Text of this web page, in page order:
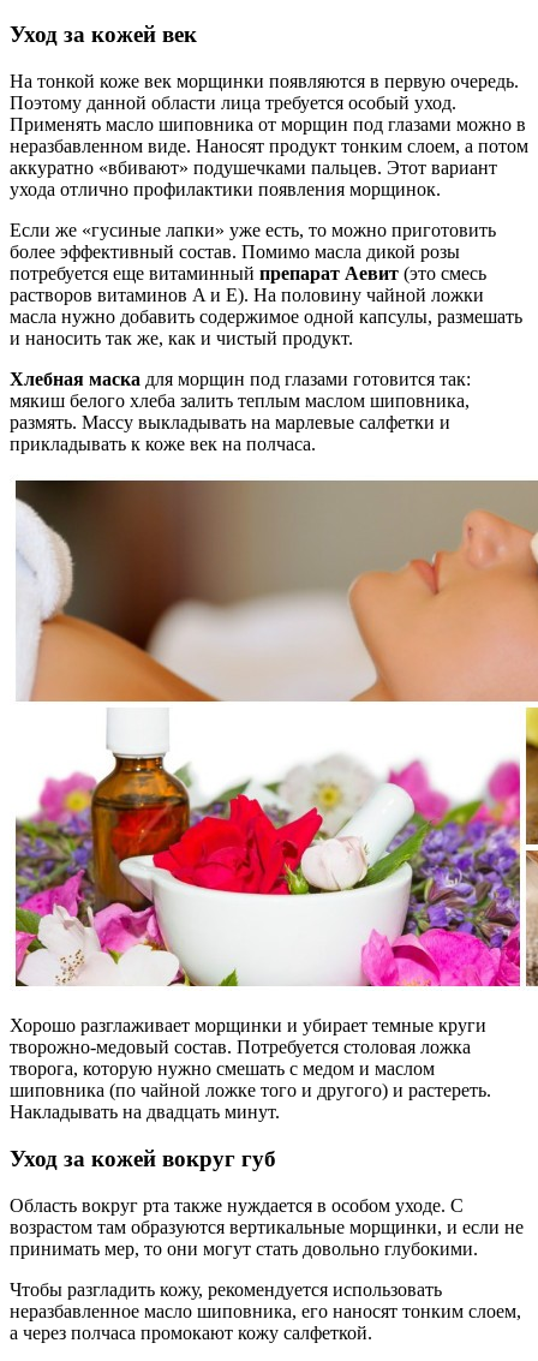
Уход за кожей век
На тонкой коже век морщинки появляются в первую очередь.
Поэтому данной области лица требуется особый уход.
Применять масло шиповника от морщин под глазами можно в
неразбавленном виде. Наносят продукт тонким слоем, а потом
аккуратно «вбивают» подушечками пальцев. Этот вариант
ухода отлично профилактики появления морщинок.
Если же «гусиные лапки» уже есть, то можно приготовить
более эффективный состав. Помимо масла дикой розы
потребуется еще витаминный препарат Аевит (это смесь
растворов витаминов A и E). На половину чайной ложки
масла нужно добавить содержимое одной капсулы, размешать
и наносить так же, как и чистый продукт.
Хлебная маска для морщин под глазами готовится так:
мякиш белого хлеба залить теплым маслом шиповника,
размять. Массу выкладывать на марлевые салфетки и
прикладывать к коже век на полчаса.
Хорошо разглаживает морщинки и убирает темные круги
творожно-медовый состав. Потребуется столовая ложка
творога, которую нужно смешать с медом и маслом
шиповника (по чайной ложке того и другого) и растереть.
Накладывать на двадцать минут.
Уход за кожей вокруг губ
Область вокруг рта также нуждается в особом уходе. С
возрастом там образуются вертикальные морщинки, и если не
принимать мер, то они могут стать довольно глубокими.
Чтобы разгладить кожу, рекомендуется использовать
неразбавленное масло шиповника, его наносят тонким слоем,
а через полчаса промокают кожу салфеткой.